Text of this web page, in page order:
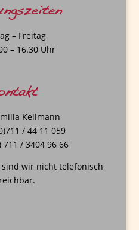
– Freitag
– 16.30 Uhr
Keilmann
/ 44 11 059
711 / 3404 96 66
sind wir nicht telefonisch